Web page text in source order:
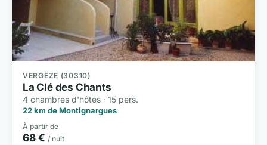
VERGÈZE (30310)
La Clé des Chants
4 chambres d'hôtes · 15 pers.
22 km de Montignargues
À partir de
68 € / nuit